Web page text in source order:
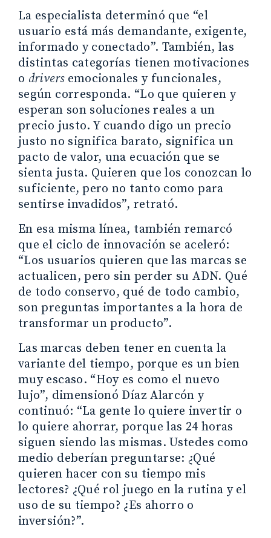
La especialista determinó que “el
usuario está más demandante, exigente,
informado y conectado”. También, las
distintas categorías tienen motivaciones
o driversemocionales y funcionales,
según corresponda. “Lo que quieren y
esperan son soluciones reales a un
precio justo. Y cuando digo un precio
justo no significa barato, significa un
pacto de valor, una ecuación que se
sienta justa. Quieren que los conozcan lo
suficiente, pero no tanto como para
sentirse invadidos”, retrató.
En esa misma línea, también remarcó
que el ciclo de innovación se aceleró:
“Los usuarios quieren que las marcas se
actualicen, pero sin perder su ADN. Qué
de todo conservo, qué de todo cambio,
son preguntas importantes a la hora de
transformar un producto”.
Las marcas deben tener en cuenta la
variante del tiempo, porque es un bien
muy escaso. “Hoy es como el nuevo
lujo”, dimensionó Díaz Alarcón y
continuó: “La gente lo quiere invertir o
lo quiere ahorrar, porque las 24 horas
siguen siendo las mismas. Ustedes como
medio deberían preguntarse: ¿Qué
quieren hacer con su tiempo mis
lectores? ¿Qué rol juego en la rutina y el
uso de su tiempo? ¿Es ahorro o
inversión?”.